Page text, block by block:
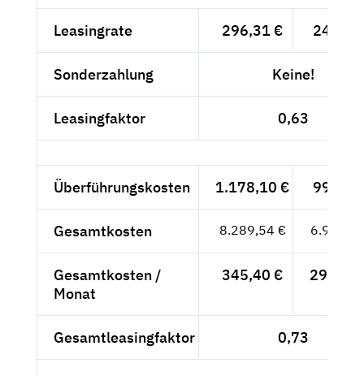
Leasingrate 296,31 € 249,--
Sonderzahlung Keine!
Leasingfaktor 0,63
Überführungskosten 1.178,10 € 990,--
Gesamtkosten 8.289,54 € 6.966,--
Gesamtkosten /
Monat
345,40 € 290,25
Gesamtleasingfaktor 0,73